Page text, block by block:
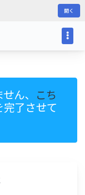
開く
ん、
こち
完了させて